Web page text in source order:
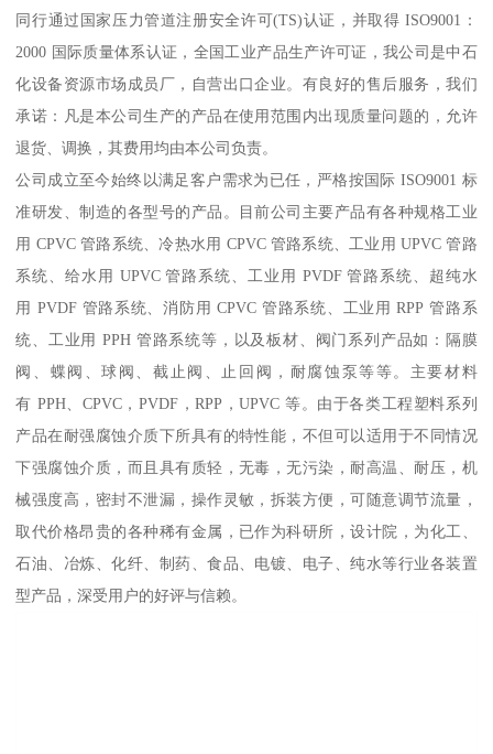
同行通过国家压力管道注册安全许可(TS)认证，并取得 ISO9001：
2000 国际质量体系认证，全国工业产品生产许可证，我公司是中石
化设备资源市场成员厂，自营出口企业。有良好的售后服务，我们
承诺：凡是本公司生产的产品在使用范围内出现质量问题的，允许
退货、调换，其费用均由本公司负责。
公司成立至今始终以满足客户需求为已任，严格按国际 ISO9001 标
准研发、制造的各型号的产品。目前公司主要产品有各种规格工业
用 CPVC 管路系统、冷热水用 CPVC 管路系统、工业用 UPVC 管路
系统、给水用 UPVC 管路系统、工业用 PVDF 管路系统、超纯水
用 PVDF 管路系统、消防用 CPVC 管路系统、工业用 RPP 管路系
统、工业用 PPH 管路系统等，以及板材、阀门系列产品如：隔膜
阀、蝶阀、球阀、截止阀、止回阀，耐腐蚀泵等等。主要材料
有 PPH、CPVC，PVDF，RPP，UPVC 等。由于各类工程塑料系列
产品在耐强腐蚀介质下所具有的特性能，不但可以适用于不同情况
下强腐蚀介质，而且具有质轻，无毒，无污染，耐高温、耐压，机
械强度高，密封不泄漏，操作灵敏，拆装方便，可随意调节流量，
取代价格昂贵的各种稀有金属，已作为科研所，设计院，为化工、
石油、冶炼、化纤、制药、食品、电镀、电子、纯水等行业各装置
型产品，深受用户的好评与信赖。